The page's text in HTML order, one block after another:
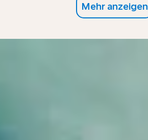
Mehr anzeigen